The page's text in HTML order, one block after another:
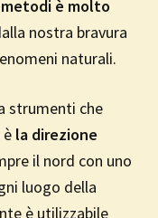
è molto
nostra bravura
naturali.
strumenti che
è la direzione
il nord con uno
luogo della
è utilizzabile